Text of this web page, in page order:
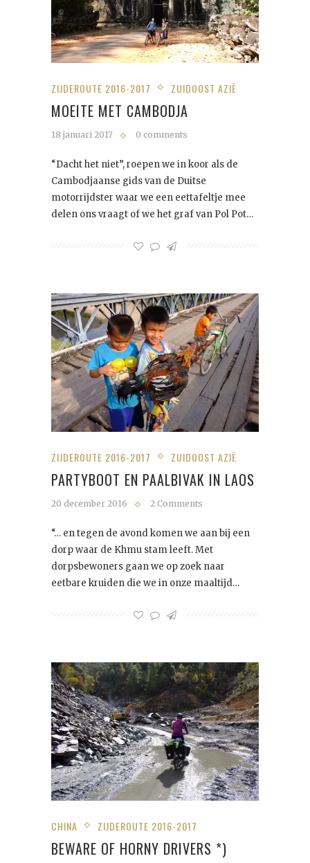
ZIJDEROUTE 2016-2017 ZUIDOOST AZIË
MOEITE MET CAMBODJA
18 januari 2017 0 comments
“Dacht het niet”, roepen we in koor als de
Cambodjaanse gids van de Duitse
motorrijdster waar we een eettafeltje mee
delen ons vraagt of we het graf van Pol Pot…
ZIJDEROUTE 2016-2017 ZUIDOOST AZIË
PARTYBOOT EN PAALBIVAK IN LAOS
20 december 2016 2 Comments
“… en tegen de avond komen we aan bij een
dorp waar de Khmu stam leeft. Met
dorpsbewoners gaan we op zoek naar
eetbare kruiden die we in onze maaltijd…
CHINA ZIJDEROUTE 2016-2017
BEWARE OF HORNY DRIVERS *)